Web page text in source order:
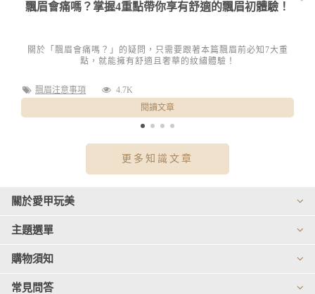
飄眉會痛嗎？掌握4重點帶你享有舒適的飄眉初體驗！
關於「飄眉會痛嗎？」的疑問，只需要跟著本篇飄眉前必知7大重
點，就能擁有舒適且奢華的紋繡體驗！
飄眉注意事項
4.7K
閱讀文章
更多知識文章
關於愛甲玩美
主題選單
購物須知
常見問答